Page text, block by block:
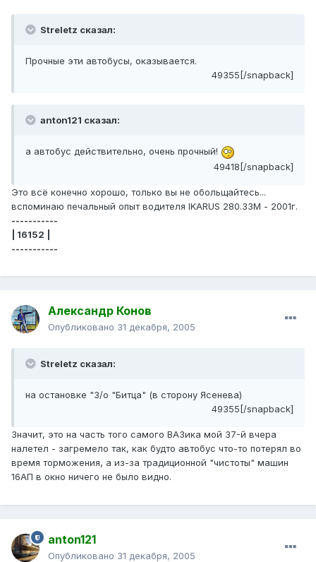
Streletz сказал:
Прочные эти автобусы, оказывается.
49355[/snapback]
anton121 сказал:
а автобус действительно, очень прочный!
49418[/snapback]
Это всё конечно хорошо, только вы не обольщайтесь...
вспоминаю печальный опыт водителя IKARUS 280.33М - 2001г.
-----------
| 16152 |
-----------
Александр Конов
Опубликовано 31 декабря, 2005
Streletz сказал:
на остановке "З/о "Битца" (в сторону Ясенева)
49355[/snapback]
Значит, это на часть того самого ВАЗика мой 37-й вчера
налетел - загремело так, как будто автобус что-то потерял во
время торможения, а из-за традиционной "чистоты" машин
16АП в окно ничего не было видно.
anton121
Опубликовано 31 декабря, 2005